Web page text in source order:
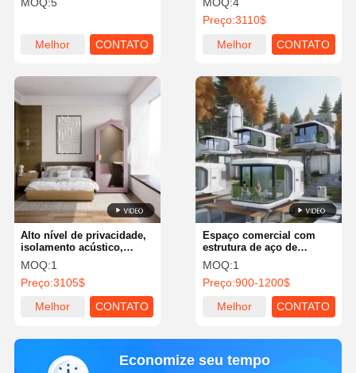
independente
Melhor
CONTATO
som, cabine telefônica,
escritório
Preço:3110$
Melhor
CONTATO
Alto nível de privacidade,
isolamento acústico,
cabine de escritório, baixo
ruído, videoconferência,
cabine de comunicação
MOQ:1
Preço:3105$
Melhor
CONTATO
Espaço comercial com
estrutura de aço de
cozinha
MOQ:1
Preço:900-1200$
Melhor
CONTATO
Economize seu tempo